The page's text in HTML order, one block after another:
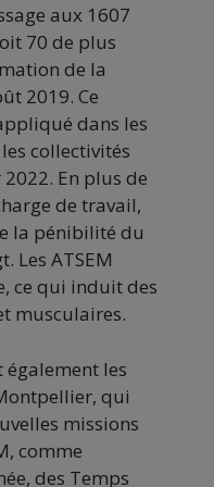
aux 1607
70 de plus
de la
2019. Ce
dans les
collectivités
En plus de
de travail,
la pénibilité du
Les ATSEM
ce qui induit des
musculaires.
également les
qui
missions
comme
des Temps